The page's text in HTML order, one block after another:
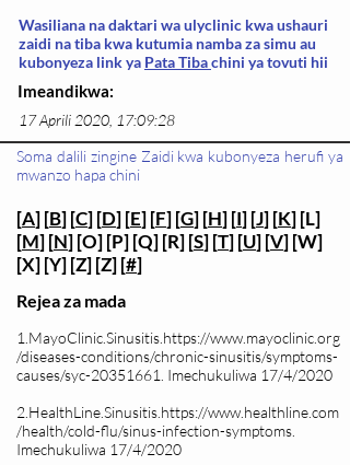
Wasiliana na daktari wa ulyclinic kwa ushauri
zaidi na tiba kwa kutumia namba za simu au
kubonyeza link ya Pata Tibachini ya tovuti hii
Imeandikwa:
17 Aprili 2020, 17:09:28
Soma dalili zingine Zaidi kwa kubonyeza herufi ya
mwanzo hapa chini
[A] [B] [C] [D] [E] [F] [G] [H] [I] [J] [K] [L]
[M] [N] [O] [P] [Q] [R] [S] [T] [U] [V] [W]
[X] [Y] [Z] [Z] [#]
Rejea za mada
1.MayoClinic.Sinusitis. https://www.mayoclinic.org
/diseases-conditions/chronic-sinusitis/symptoms-
causes/syc-20351661. Imechukuliwa 17/4/2020
2.HealthLine.Sinusitis. https://www.healthline.com
/health/cold-flu/sinus-infection-symptoms.
Imechukuliwa 17/4/2020